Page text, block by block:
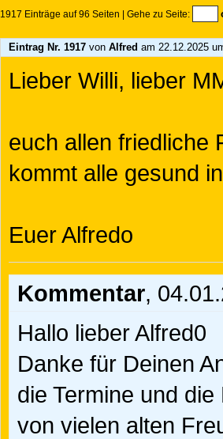
1917 Einträge auf 96 Seiten | Gehe zu Seite:
Eintrag Nr. 1917 von Alfred am 22.12.2025
Lieber Willi, lieber
euch allen friedliche
kommt alle gesund
Euer Alfredo
Kommentar,
Hallo lieber Alfred0
Danke für Deinen
die Termine und
von vielen alten